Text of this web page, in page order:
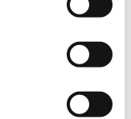
καθημερινά
στελεχών. Οι